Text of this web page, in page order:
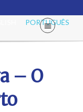
PORTUGUÊS
– O